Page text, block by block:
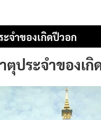
จำของเกิดปีวอก
ตุประจำของเกิ